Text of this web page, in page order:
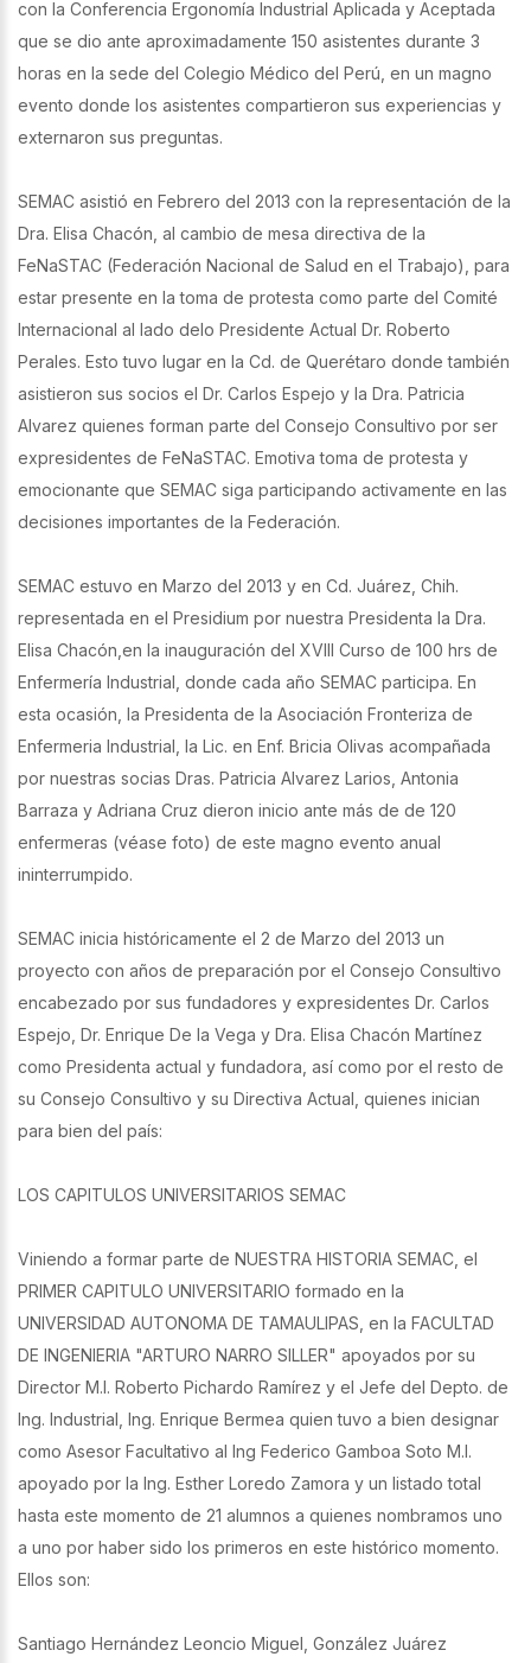
con la Conferencia Ergonomía Industrial Aplicada y Aceptada
que se dio ante aproximadamente 150 asistentes durante 3
horas en la sede del Colegio Médico del Perú, en un magno
evento donde los asistentes compartieron sus experiencias y
externaron sus preguntas.
SEMAC asistió en Febrero del 2013 con la representación de la
Dra. Elisa Chacón, al cambio de mesa directiva de la
FeNaSTAC (Federación Nacional de Salud en el Trabajo), para
estar presente en la toma de protesta como parte del Comité
Internacional al lado delo Presidente Actual Dr. Roberto
Perales. Esto tuvo lugar en la Cd. de Querétaro donde también
asistieron sus socios el Dr. Carlos Espejo y la Dra. Patricia
Alvarez quienes forman parte del Consejo Consultivo por ser
expresidentes de FeNaSTAC. Emotiva toma de protesta y
emocionante que SEMAC siga participando activamente en las
decisiones importantes de la Federación.
SEMAC estuvo en Marzo del 2013 y en Cd. Juárez, Chih.
representada en el Presidium por nuestra Presidenta la Dra.
Elisa Chacón,en la inauguración del XVIII Curso de 100 hrs de
Enfermería Industrial, donde cada año SEMAC participa. En
esta ocasión, la Presidenta de la Asociación Fronteriza de
Enfermeria Industrial, la Lic. en Enf. Bricia Olivas acompañada
por nuestras socias Dras. Patricia Alvarez Larios, Antonia
Barraza y Adriana Cruz dieron inicio ante más de de 120
enfermeras (véase foto) de este magno evento anual
ininterrumpido.
SEMAC inicia históricamente el 2 de Marzo del 2013 un
proyecto con años de preparación por el Consejo Consultivo
encabezado por sus fundadores y expresidentes Dr. Carlos
Espejo, Dr. Enrique De la Vega y Dra. Elisa Chacón Martínez
como Presidenta actual y fundadora, así como por el resto de
su Consejo Consultivo y su Directiva Actual, quienes inician
para bien del país:
LOS CAPITULOS UNIVERSITARIOS SEMAC
Viniendo a formar parte de NUESTRA HISTORIA SEMAC, el
PRIMER CAPITULO UNIVERSITARIO formado en la
UNIVERSIDAD AUTONOMA DE TAMAULIPAS, en la FACULTAD
DE INGENIERIA "ARTURO NARRO SILLER" apoyados por su
Director M.I. Roberto Pichardo Ramírez y el Jefe del Depto. de
Ing. Industrial, Ing. Enrique Bermea quien tuvo a bien designar
como Asesor Facultativo al Ing Federico Gamboa Soto M.I.
apoyado por la Ing. Esther Loredo Zamora y un listado total
hasta este momento de 21 alumnos a quienes nombramos uno
a uno por haber sido los primeros en este histórico momento.
Ellos son:
Santiago Hernández Leoncio Miguel, González Juárez